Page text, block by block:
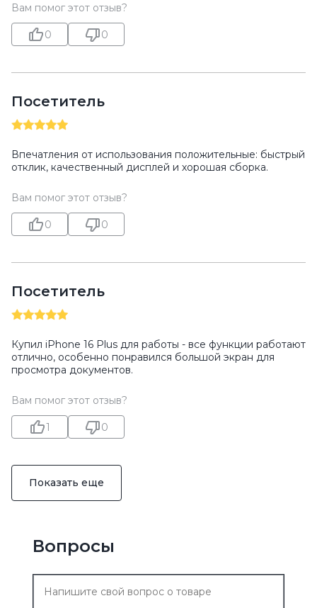
Вам помог этот отзыв?
0 0
Посетитель
Впечатления от использования положительные: быстрый
отклик, качественный дисплей и хорошая сборка.
Вам помог этот отзыв?
0 0
Посетитель
Купил iPhone 16 Plus для работы - все функции работают
отлично, особенно понравился большой экран для
просмотра документов.
Вам помог этот отзыв?
1 0
Показать еще
Вопросы